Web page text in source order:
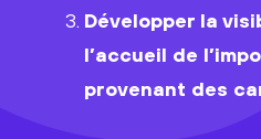
Développer la
l’accueil de
provenant des